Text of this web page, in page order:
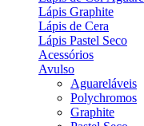
Lápis Graphite
Lápis de Cera
Lápis Pastel Seco
Acessórios
Avulso
Aguareláveis
Polychromos
Graphite